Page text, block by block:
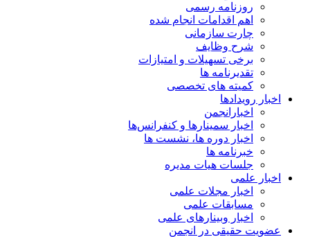
روزنامه رسمی
اهم اقدامات انجام شده
چارت سازمانی
شرح وظایف
برخی تسهیلات و امتیازات
تقدیرنامه ها
کمیته های تخصصی
اخبار رویدادها
اخبارانجمن
اخبار سمینارها و کنفرانس‌ها
اخبار دوره ها، نشست ها
خبرنامه ها
جلسات هیات مدیره
اخبار علمی
اخبار مجلات علمی
مسابقات علمی
اخبار وبینارهای علمی
عضویت حقیقی در انجمن